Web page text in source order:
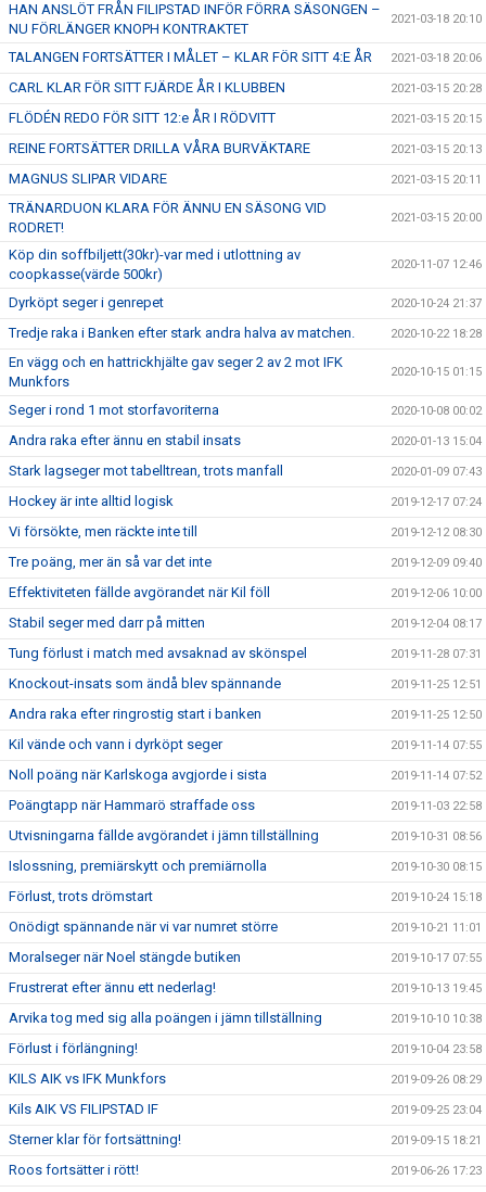
HAN ANSLÖT FRÅN FILIPSTAD INFÖR FÖRRA SÄSONGEN –
NU FÖRLÄNGER KNOPH KONTRAKTET
2021-03-18 20:10
TALANGEN FORTSÄTTER I MÅLET – KLAR FÖR SITT 4:E ÅR 2021-03-18 20:06
CARL KLAR FÖR SITT FJÄRDE ÅR I KLUBBEN 2021-03-15 20:28
FLÖDÉN REDO FÖR SITT 12:e ÅR I RÖDVITT 2021-03-15 20:15
REINE FORTSÄTTER DRILLA VÅRA BURVÄKTARE 2021-03-15 20:13
MAGNUS SLIPAR VIDARE 2021-03-15 20:11
TRÄNARDUON KLARA FÖR ÄNNU EN SÄSONG VID
RODRET!
2021-03-15 20:00
Köp din soffbiljett(30kr)-var med i utlottning av
coopkasse(värde 500kr)
2020-11-07 12:46
Dyrköpt seger i genrepet 2020-10-24 21:37
Tredje raka i Banken efter stark andra halva av matchen. 2020-10-22 18:28
En vägg och en hattrickhjälte gav seger 2 av 2 mot IFK
Munkfors
2020-10-15 01:15
Seger i rond 1 mot storfavoriterna 2020-10-08 00:02
Andra raka efter ännu en stabil insats 2020-01-13 15:04
Stark lagseger mot tabelltrean, trots manfall 2020-01-09 07:43
Hockey är inte alltid logisk 2019-12-17 07:24
Vi försökte, men räckte inte till 2019-12-12 08:30
Tre poäng, mer än så var det inte 2019-12-09 09:40
Effektiviteten fällde avgörandet när Kil föll 2019-12-06 10:00
Stabil seger med darr på mitten 2019-12-04 08:17
Tung förlust i match med avsaknad av skönspel 2019-11-28 07:31
Knockout-insats som ändå blev spännande 2019-11-25 12:51
Andra raka efter ringrostig start i banken 2019-11-25 12:50
Kil vände och vann i dyrköpt seger 2019-11-14 07:55
Noll poäng när Karlskoga avgjorde i sista 2019-11-14 07:52
Poängtapp när Hammarö straffade oss 2019-11-03 22:58
Utvisningarna fällde avgörandet i jämn tillställning 2019-10-31 08:56
Islossning, premiärskytt och premiärnolla 2019-10-30 08:15
Förlust, trots drömstart 2019-10-24 15:18
Onödigt spännande när vi var numret större 2019-10-21 11:01
Moralseger när Noel stängde butiken 2019-10-17 07:55
Frustrerat efter ännu ett nederlag! 2019-10-13 19:45
Arvika tog med sig alla poängen i jämn tillställning 2019-10-10 10:38
Förlust i förlängning! 2019-10-04 23:58
KILS AIK vs IFK Munkfors 2019-09-26 08:29
Kils AIK VS FILIPSTAD IF 2019-09-25 23:04
Sterner klar för fortsättning! 2019-09-15 18:21
Roos fortsätter i rött! 2019-06-26 17:23